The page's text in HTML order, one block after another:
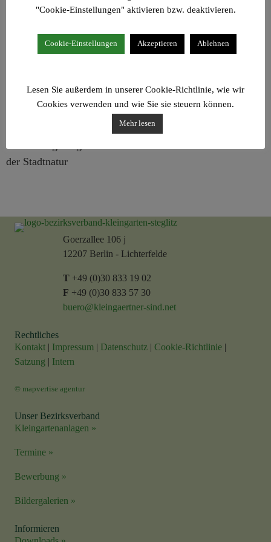
Goerzallee 106 j
12207 Berlin - Lichterfelde
T +49 (0)30 833 19 02
F +49 (0)30 833 57 30
buero@kleingaertner-sind.net
Rechtliches
Kontakt | Impressum | Datenschutz | Cookie-Richtlinie |
Satzung | Intern
© mapvertise agentur
Unser Bezirksverband
Kleingartenanlagen »
Termine »
Bewerbung »
Bildergalerien »
Informieren
"Cookie-Einstellungen" aktivieren bzw. deaktivieren.
Cookie-Einstellungen Akzeptieren Ablehnen
Lesen Sie außerdem in unserer Cookie-Richtlinie, wie wir
Cookies verwenden und wie Sie sie steuern können.
Mehr lesen